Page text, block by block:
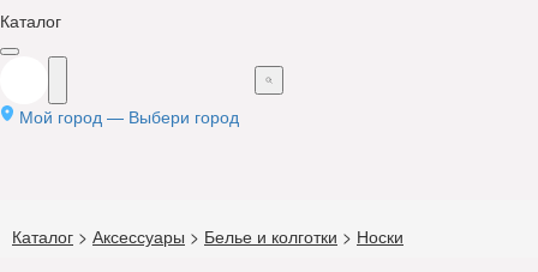
Каталог
Мой город — Выбери город
Каталог > Аксессуары > Белье и колготки > Носки